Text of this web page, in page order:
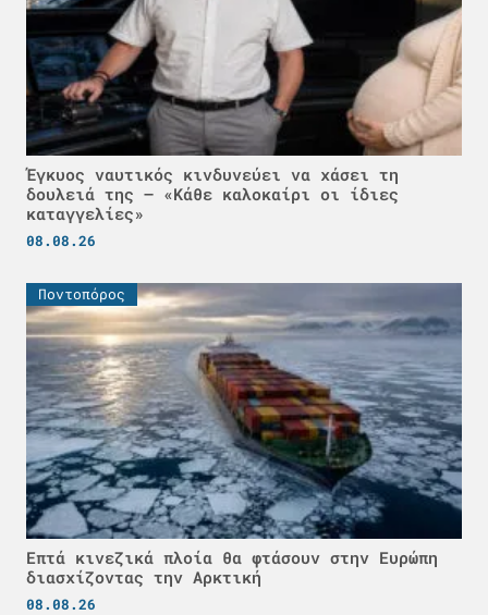
Έγκυος ναυτικός κινδυνεύει να χάσει τη
δουλειά της – «Κάθε καλοκαίρι οι ίδιες
καταγγελίες»
08.08.26
Ποντοπόρος
Επτά κινεζικά πλοία θα φτάσουν στην Ευρώπη
διασχίζοντας την Αρκτική
08.08.26